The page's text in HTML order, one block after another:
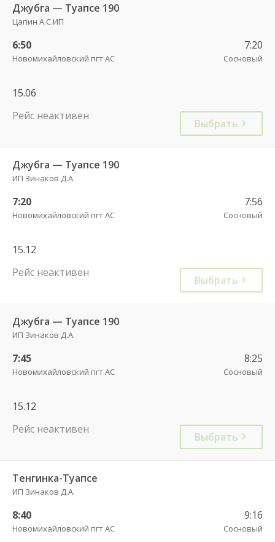
Джубга — Туапсе 190
Цапин А.С.ИП
6:50
Новомихайловский пгт АС
7:20
Сосновый
15.06
Рейс неактивен
Выбрать
Джубга — Туапсе 190
ИП Зинаков Д.А.
7:20
Новомихайловский пгт АС
7:56
Сосновый
15.12
Рейс неактивен
Выбрать
Джубга — Туапсе 190
ИП Зинаков Д.А.
7:45
Новомихайловский пгт АС
8:25
Сосновый
15.12
Рейс неактивен
Выбрать
Тенгинка-Туапсе
ИП Зинаков Д.А.
8:40
Новомихайловский пгт АС
9:16
Сосновый